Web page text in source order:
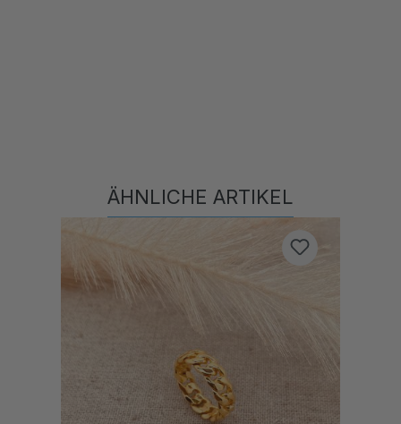
Produktgalerie überspringen